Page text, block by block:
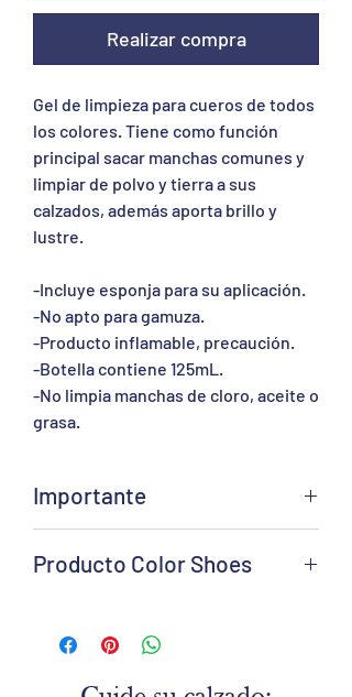
Realizar compra
Gel de limpieza para cueros de todos
los colores. Tiene como función
principal sacar manchas comunes y
limpiar de polvo y tierra a sus
calzados, además aporta brillo y
lustre.
-Incluye esponja para su aplicación.
-No apto para gamuza.
-Producto inflamable, precaución.
-Botella contiene 125mL.
-No limpia manchas de cloro, aceite o
grasa.
Importante
necesite y si tiene alguna duda,
todas sus preguntas.
Producto Color Shoes
Shoes, fábrica Chilena con mas de 30
años en el rubro del calzado,
reconocida por tener los mas altos